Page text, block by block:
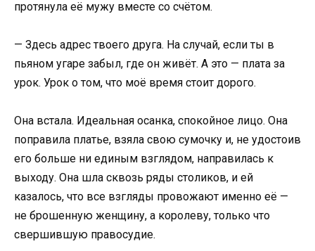
протянула её мужу вместе со счётом.
— Здесь адрес твоего друга. На случай, если ты в
пьяном угаре забыл, где он живёт. А это — плата за
урок. Урок о том, что моё время стоит дорого.
Она встала. Идеальная осанка, спокойное лицо. Она
поправила платье, взяла свою сумочку и, не удостоив
его больше ни единым взглядом, направилась к
выходу. Она шла сквозь ряды столиков, и ей
казалось, что все взгляды провожают именно её —
не брошенную женщину, а королеву, только что
свершившую правосудие.